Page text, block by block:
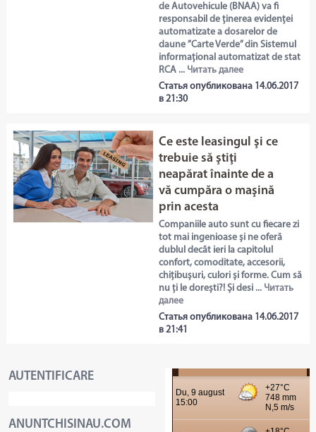
de Autovehicule (BNAA) va fi
responsabil de ținerea evidenței
automatizate a dosarelor de
daune ”Carte Verde” din Sistemul
informațional automatizat de stat
RCA ... Читать далее
Статья опубликована 14.06.2017
в 21:30
Ce este leasingul şi ce
trebuie să ştiţi
neapărat înainte de a
vă cumpăra o maşină
prin acesta
Companiile auto sunt cu fiecare zi
tot mai ingenioase și ne oferă
dublul decât ieri la capitolul
confort, comoditate, accesorii,
chițibușuri, culori și forme. Cum să
nu ți le dorești?! Și desi ... Читать
далее
Статья опубликована 14.06.2017
в 21:41
AUTENTIFICARE
ANUNTCHISINAU.COM